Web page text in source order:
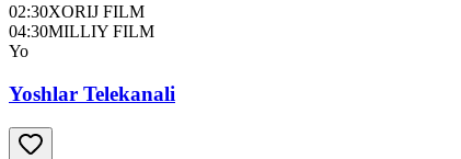
02:30XORIJ FILM
04:30MILLIY FILM
Yo
Yoshlar Telekanali